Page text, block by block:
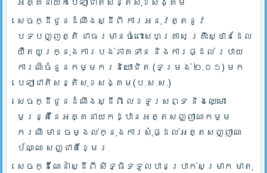
អគ្គនាយកបេឡាជាតិសន្តិសុខសង្គម
សេចក្ដីជូនដំណឹងស្ដីពី ការអនុវត្តនូវ
បទបញ្ញត្តិ ជាធរមានចំពោះសហគ្រាស គ្រឹះស្ថានដែល
យឺតយូរក្នុងការបង់ភាគទាន និងការផ្ដល់ របាយ
ការណ៍ចំនួនកម្មករនិយោជិត (ទម្រង់ ២.០១) មក
បេឡាជាតិសន្តិសុខសង្គម(ប.ស.ស.)
សេចក្ដីជូនដំណឹងស្ដីពី លេខទូរសព្ទ និងឈ្មោះ
មន្រ្តីនៃអគ្គនាយកដ្ឋានអត្តសញ្ញាណកម្ម
ករណី មានចម្ងល់ក្នុងការសុំផ្ដល់អត្តសញ្ញាណ
ប័ណ្ណ សញ្ជាតិខ្មែរ
សេចក្ដីណែនាំស្ដីពី សិទ្ធិទទួលបានប្រាក់សម្រាក មាតុ